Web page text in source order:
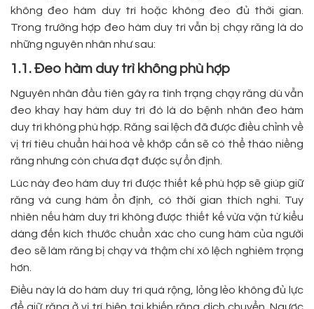
không đeo hàm duy trì hoặc không đeo đủ thời gian.
Trong trường hợp đeo hàm duy trì vẫn bị chạy răng là do
những nguyên nhân như sau:
1.1. Đeo hàm duy trì không phù hợp
Nguyên nhân đầu tiên gây ra tình trạng chạy răng dù vẫn
đeo khay hay hàm duy trì đó là do bệnh nhân đeo hàm
duy trì không phù hợp. Răng sai lệch đã được điều chỉnh về
vị trí tiêu chuẩn hài hoà về khớp cắn sẽ có thể tháo niềng
răng nhưng còn chưa đạt được sự ổn định.
Lúc này đeo hàm duy trì được thiết kế phù hợp sẽ giúp giữ
răng và cung hàm ổn định, có thời gian thích nghi. Tuy
nhiên nếu hàm duy trì không được thiết kế vừa vặn từ kiểu
dáng đến kích thước chuẩn xác cho cung hàm của người
đeo sẽ làm răng bị chạy và thậm chí xô lệch nghiêm trọng
hơn.
Điều này là do hàm duy trì quá rộng, lỏng lẻo không đủ lực